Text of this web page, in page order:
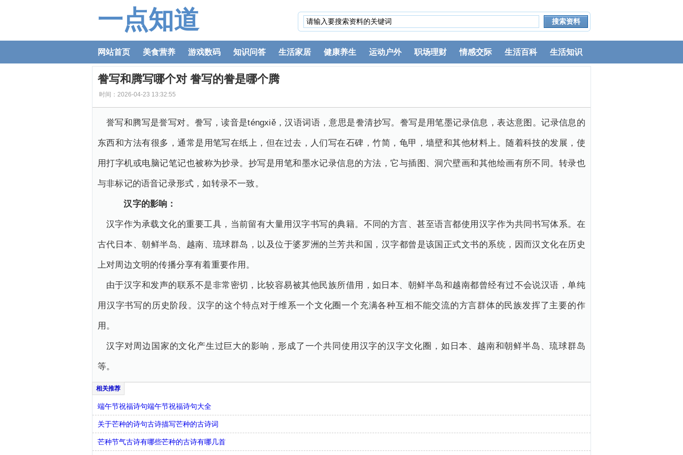
一点知道
网站首页 美食营养 游戏数码 知识问答 生活家居 健康养生 运动户外 职场理财 情感交际 生活百科 生活知识
誊写和腾写哪个对 誊写的誊是哪个腾
时间：2026-04-23 13:32:55
誉写和腾写是誉写对。誊写，读音是téngxiě，汉语词语，意思是誊清抄写。誊写是用笔墨记录信息，表达意图。记录信息的
东西和方法有很多，通常是用笔写在纸上，但在过去，人们写在石碑，竹简，龟甲，墙壁和其他材料上。随着科技的发展，使
用打字机或电脑记笔记也被称为抄录。抄写是用笔和墨水记录信息的方法，它与插图、洞穴壁画和其他绘画有所不同。转录也
与非标记的语音记录形式，如转录不一致。
汉字的影响：
汉字作为承载文化的重要工具，当前留有大量用汉字书写的典籍。不同的方言、甚至语言都使用汉字作为共同书写体系。在
古代日本、朝鲜半岛、越南、琉球群岛，以及位于婆罗洲的兰芳共和国，汉字都曾是该国正式文书的系统，因而汉文化在历史
上对周边文明的传播分享有着重要作用。
由于汉字和发声的联系不是非常密切，比较容易被其他民族所借用，如日本、朝鲜半岛和越南都曾经有过不会说汉语，单纯
用汉字书写的历史阶段。汉字的这个特点对于维系一个文化圈一个充满各种互相不能交流的方言群体的民族发挥了主要的作
用。
汉字对周边国家的文化产生过巨大的影响，形成了一个共同使用汉字的汉字文化圈，如日本、越南和朝鲜半岛、琉球群岛
等。
端午节祝福诗句端午节祝福诗句大全
关于芒种的诗句古诗描写芒种的古诗词
芒种节气古诗有哪些芒种的古诗有哪几首